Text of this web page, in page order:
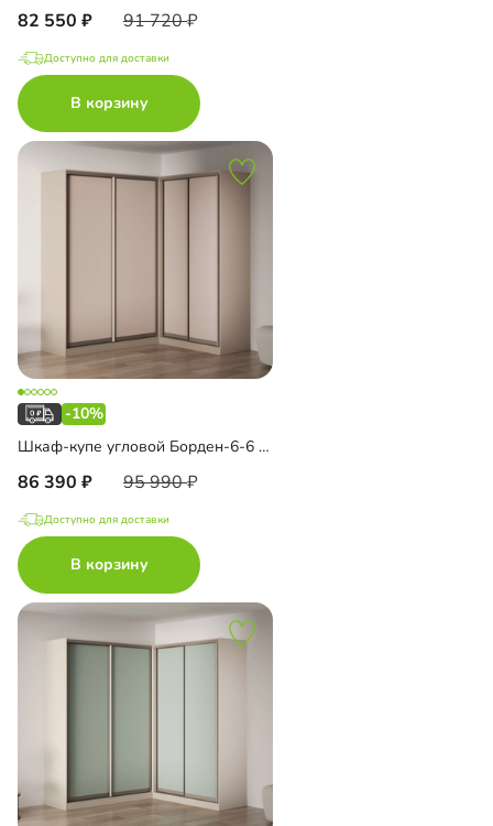
82 550 91 720
Доступно для доставки
В корзину
-10%
Шкаф-купе угловой Борден-6-6 1800 Премиум
86 390 95 990
Доступно для доставки
В корзину